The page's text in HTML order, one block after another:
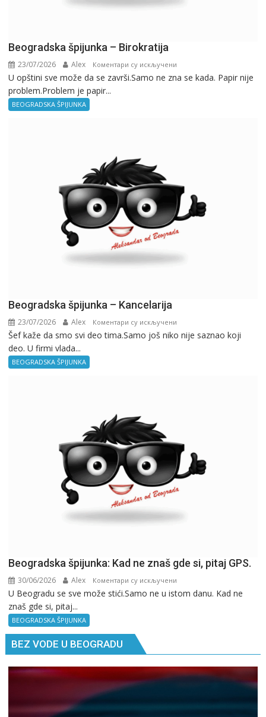
Beogradska špijunka – Birokratija
23/07/2026 Alex Коментари су искључени
Beogradska
U opštini sve može da se završi.Samo ne zna se kada. Papir nije
problem.Problem je papir...
BEOGRADSKA ŠPIJUNKA
Beogradska špijunka – Kancelarija
23/07/2026 Alex Коментари су искључени
Beogradska
Šef kaže da smo svi deo tima.Samo još niko nije saznao koji
deo. U firmi vlada...
BEOGRADSKA ŠPIJUNKA
Beogradska špijunka: Kad ne znaš gde si, pitaj GPS.
30/06/2026 Alex Коментари су искључени
Beogradska
si,
U Beogradu se sve može stići.Samo ne u istom danu. Kad ne
znaš gde si, pitaj...
BEOGRADSKA ŠPIJUNKA
BEZ VODE U BEOGRADU